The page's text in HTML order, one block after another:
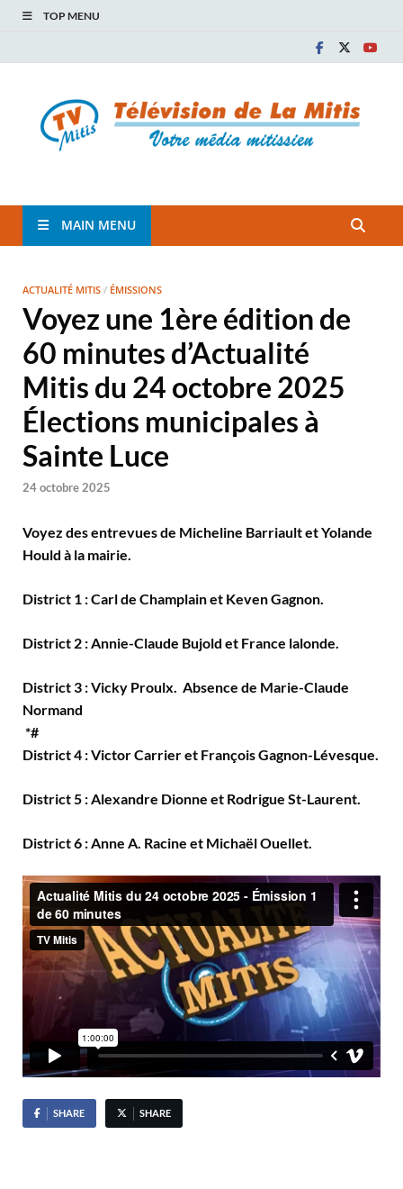
TOP MENU
TVM
MAIN MENU
ACTUALITÉ MITIS / ÉMISSIONS
Voyez une 1ère édition de
60 minutes d’Actualité
Mitis du 24 octobre 2025
Élections municipales à
Sainte Luce
24 octobre 2025
Voyez des entrevues de Micheline Barriault et Yolande
Hould à la mairie.
District 1 : Carl de Champlain et Keven Gagnon.
District 2 : Annie-Claude Bujold et France lalonde.
District 3 : Vicky Proulx. Absence de Marie-Claude
Normand
*#
District 4 : Victor Carrier et François Gagnon-Lévesque.
District 5 : Alexandre Dionne et Rodrigue St-Laurent.
District 6 : Anne A. Racine et Michaël Ouellet.
SHARE SHARE